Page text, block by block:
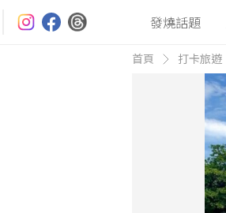
發燒話題
首頁 打卡旅遊